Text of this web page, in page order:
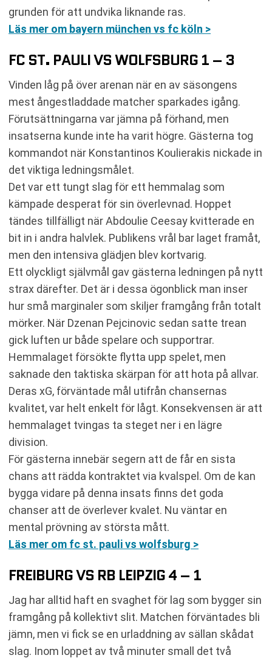
grunden för att undvika liknande ras.
Läs mer om bayern münchen vs fc köln >
FC ST. PAULI VS WOLFSBURG 1 – 3
Vinden låg på över arenan när en av säsongens
mest ångestladdade matcher sparkades igång.
Förutsättningarna var jämna på förhand, men
insatserna kunde inte ha varit högre. Gästerna tog
kommandot när Konstantinos Koulierakis nickade in
det viktiga ledningsmålet.
Det var ett tungt slag för ett hemmalag som
kämpade desperat för sin överlevnad. Hoppet
tändes tillfälligt när Abdoulie Ceesay kvitterade en
bit in i andra halvlek. Publikens vrål bar laget framåt,
men den intensiva glädjen blev kortvarig.
Ett olyckligt självmål gav gästerna ledningen på nytt
strax därefter. Det är i dessa ögonblick man inser
hur små marginaler som skiljer framgång från totalt
mörker. När Dzenan Pejcinovic sedan satte trean
gick luften ur både spelare och supportrar.
Hemmalaget försökte flytta upp spelet, men
saknade den taktiska skärpan för att hota på allvar.
Deras xG, förväntade mål utifrån chansernas
kvalitet, var helt enkelt för lågt. Konsekvensen är att
hemmalaget tvingas ta steget ner i en lägre
division.
För gästerna innebär segern att de får en sista
chans att rädda kontraktet via kvalspel. Om de kan
bygga vidare på denna insats finns det goda
chanser att de överlever kvalet. Nu väntar en
mental prövning av största mått.
Läs mer om fc st. pauli vs wolfsburg >
FREIBURG VS RB LEIPZIG 4 – 1
Jag har alltid haft en svaghet för lag som bygger sin
framgång på kollektivt slit. Matchen förväntades bli
jämn, men vi fick se en urladdning av sällan skådat
slag. Inom loppet av två minuter small det två